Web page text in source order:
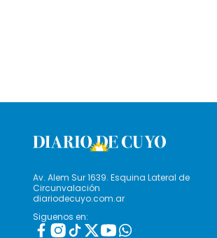
Av. Alem Sur 1639. Esquina Lateral de
Circunvalación
diariodecuyo.com.ar
Siguenos en: